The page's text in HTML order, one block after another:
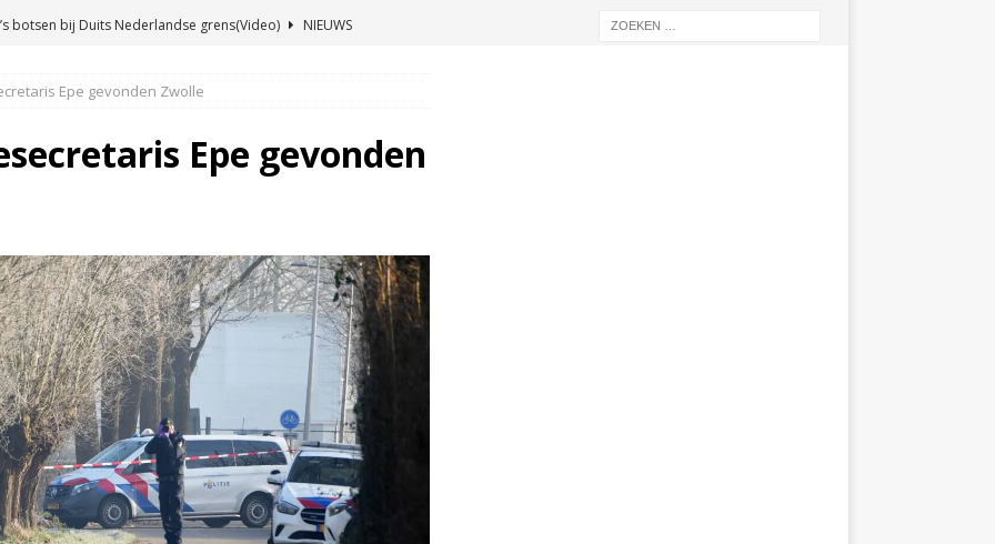
botsen bij Duits Nederlandse grens(Video)
NIEUWS
en wagen met stro in de brand in Oosterhesselen(Video)
NIEUWS
Epe gevonden Zwolle
Epe gevonden